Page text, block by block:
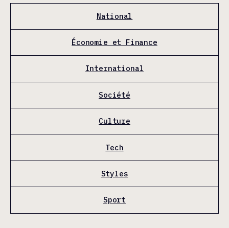
National
Économie et Finance
International
Société
Culture
Tech
Styles
Sport